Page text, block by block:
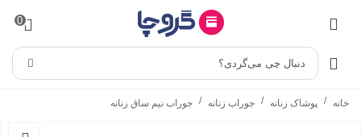
0
دنبال چی می‌گردی؟
خانه / پوشاک زنانه / جوراب زنانه / جوراب نیم ساق زنانه